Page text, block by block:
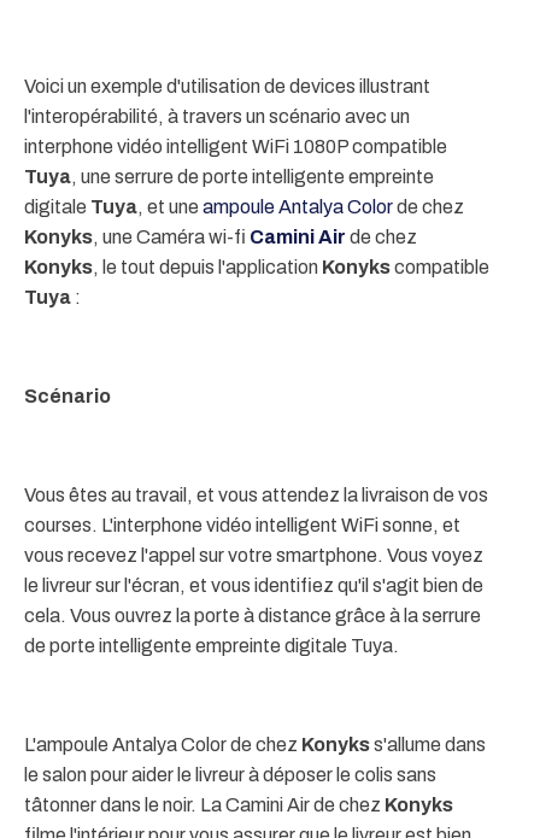
Voici un exemple d'utilisation de devices illustrant
l'interopérabilité, à travers un scénario avec un
interphone vidéo intelligent WiFi 1080P compatible
Tuya, une serrure de porte intelligente empreinte
digitale Tuya, et une ampoule Antalya Colorde chez
Konyks, une Caméra wi-fi Camini Air de chez
Konyks, le tout depuis l'application Konykscompatible
Tuya :
Scénario
Vous êtes au travail, et vous attendez la livraison de vos
courses. L'interphone vidéo intelligent WiFi sonne, et
vous recevez l'appel sur votre smartphone. Vous voyez
le livreur sur l'écran, et vous identifiez qu'il s'agit bien de
cela. Vous ouvrez la porte à distance grâce à la serrure
de porte intelligente empreinte digitale Tuya.
L'ampoule Antalya Color de chez Konykss'allume dans
le salon pour aider le livreur à déposer le colis sans
tâtonner dans le noir. La Camini Air de chez Konyks